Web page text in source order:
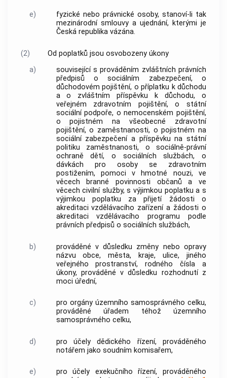
e)
fyzické nebo právnické osoby, stanoví-li tak
mezinárodní smlouvy a ujednání, kterými je
Česká republika vázána.
(2) Od poplatků jsou osvobozeny úkony
a)
související s prováděním zvláštních právních
předpisů o sociálním zabezpečení, o
důchodovém pojištění, o příplatku k důchodu
a o zvláštním příspěvku k důchodu, o
veřejném zdravotním pojištění, o státní
sociální podpoře, o nemocenském pojištění,
o pojistném na všeobecné zdravotní
pojištění, o zaměstnanosti, o pojistném na
sociální zabezpečení a příspěvku na státní
politiku zaměstnanosti, o sociálně-právní
ochraně dětí, o sociálních službách, o
dávkách pro osoby se zdravotním
postižením, pomoci v hmotné nouzi, ve
věcech branné povinnosti občanů a ve
věcech civilní služby, s výjimkou poplatku a s
výjimkou poplatku za přijetí žádosti o
akreditaci vzdělávacího zařízení a žádosti o
akreditaci vzdělávacího programu podle
právních předpisů o sociálních službách,
b)
prováděné v důsledku změny nebo opravy
názvuobce, města, kraje, ulice, jiného
veřejného prostranství, rodného čísla a
úkony, prováděné v důsledku rozhodnutí z
moci úřední,
c)
pro orgány územního samosprávného celku,
prováděné úřadem téhož územního
samosprávného celku,
d)
pro účely dědického řízení, prováděného
notářem jako soudním komisařem,
e)
pro účely exekučního řízení, prováděného